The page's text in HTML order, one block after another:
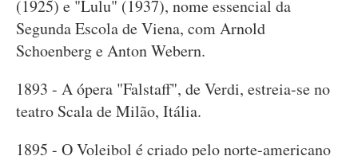
(1925) e "Lulu" (1937), nome essencial da
Segunda Escola de Viena, com Arnold
Schoenberg e Anton Webern.
1893 - A ópera "Falstaff", de Verdi, estreia-se no
teatro Scala de Milão, Itália.
1895 - O Voleibol é criado pelo norte-americano